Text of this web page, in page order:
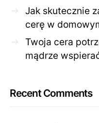
Jak skutecznie
cerę w
Twoja cera
mądrze
Recent Comments